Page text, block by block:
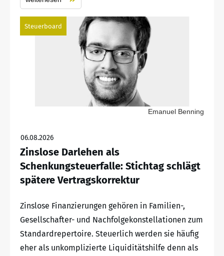
Steuerboard
Emanuel Benning
06.08.2026
Zinslose Darlehen als
Schenkungsteuerfalle: Stichtag schlägt
spätere Vertragskorrektur
Zinslose Finanzierungen gehören in Familien-,
Gesellschafter- und Nachfolgekonstellationen zum
Standardrepertoire. Steuerlich werden sie häufig
eher als unkomplizierte Liquiditätshilfe denn als